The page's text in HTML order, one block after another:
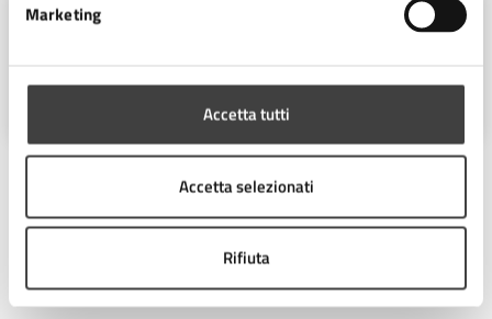
Marketing
Accetta tutti
Accetta selezionati
Rifiuta
Ufficio Stampa
Ultimo aggiornamento:18/05/2026, 13:00